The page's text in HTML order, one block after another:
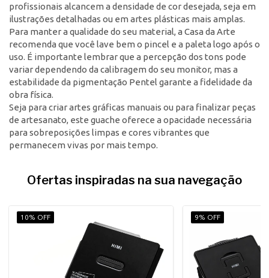
profissionais alcancem a densidade de cor desejada, seja em
ilustrações detalhadas ou em artes plásticas mais amplas.
Para manter a qualidade do seu material, a Casa da Arte
recomenda que você lave bem o pincel e a paleta logo após o
uso. É importante lembrar que a percepção dos tons pode
variar dependendo da calibragem do seu monitor, mas a
estabilidade da pigmentação Pentel garante a fidelidade da
obra física.
Seja para criar artes gráficas manuais ou para finalizar peças
de artesanato, este guache oferece a opacidade necessária
para sobreposições limpas e cores vibrantes que
permanecem vivas por mais tempo.
Ofertas inspiradas na sua navegação
10% OFF 9% OFF